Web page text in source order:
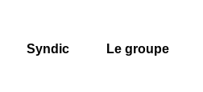
Syndic Le groupe